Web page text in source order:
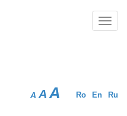
Ro En Ru
A A A